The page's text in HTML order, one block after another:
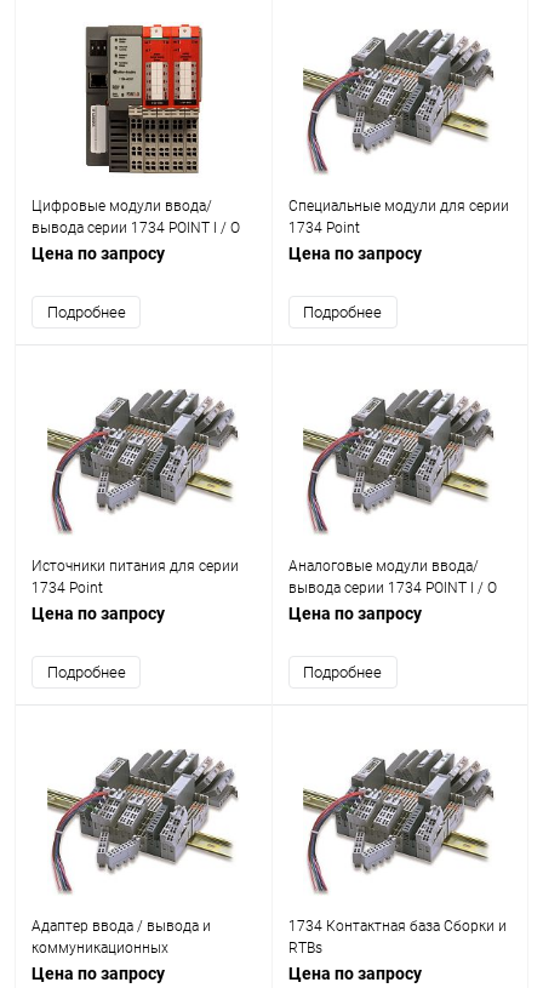
Цифровые модули ввода/
вывода серии 1734 POINT I / O
Цена по запросу
Подробнее
Специальные модули для серии
1734 Point
Цена по запросу
Подробнее
Источники питания для серии
1734 Point
Цена по запросу
Подробнее
Аналоговые модули ввода/
вывода серии 1734 POINT I / O
Цена по запросу
Подробнее
Адаптер ввода / вывода и
коммуникационных
интерфейсных модулей 1734
Цена по запросу
1734 Контактная база Сборки и
RTBs
Цена по запросу